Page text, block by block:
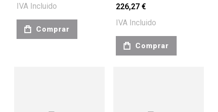
IVA Incluido
Comprar
226,27 €
IVA Incluido
Comprar